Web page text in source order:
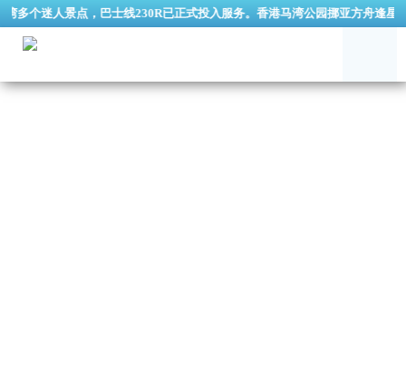
个迷人景点，巴士线230R已正式投入服务。香港马湾公园挪亚方舟逢星